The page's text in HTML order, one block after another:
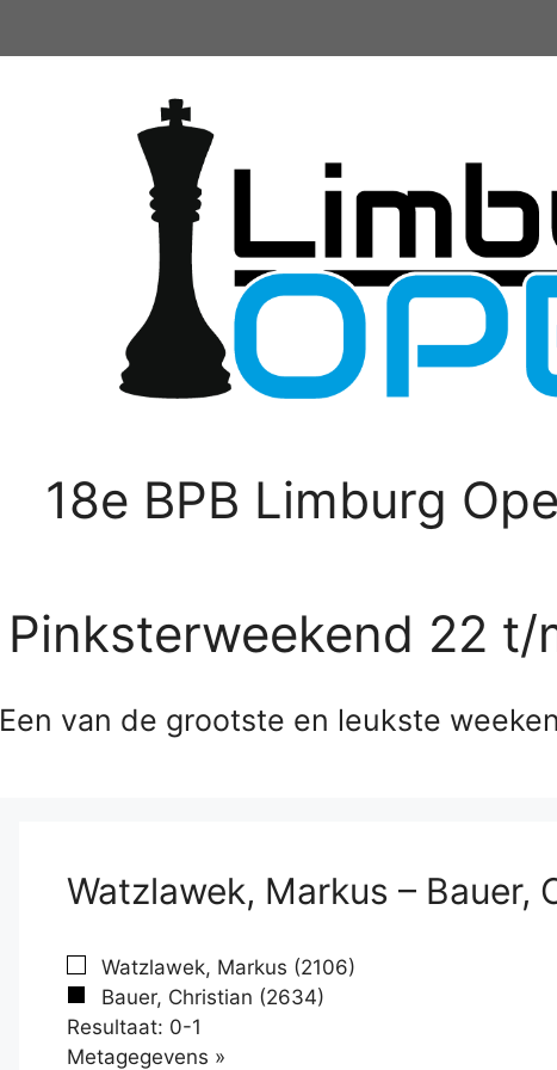
18e BPB Limburg
Pinksterweekend 22 t/
Een van de grootste en leukste
Watzlawek, Markus – Bauer,
Watzlawek, Markus (2106)
Bauer, Christian (2634)
Resultaat: 0-1
Metagegevens »